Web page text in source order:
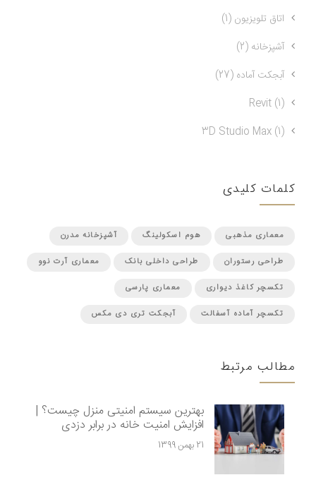
اتاق تلویزیون (1)
آشپزخانه (2)
آبجکت آماده (27)
Revit (1)
3D Studio Max (1)
کلمات کلیدی
معماری مذهبی هوم اسکولینگ آشپزخانه مدرن
طراحی رستوران طراحی داخلی بانک معماری آرت نوو
تکسچر کاغذ دیواری معماری پارسی
تکسچر آماده آسفالت آبجکت تری دی مکس
مطالب مرتبط
بهترین سیستم امنیتی منزل چیست؟ |
افزایش امنیت خانه در برابر دزدی
21 بهمن 1399